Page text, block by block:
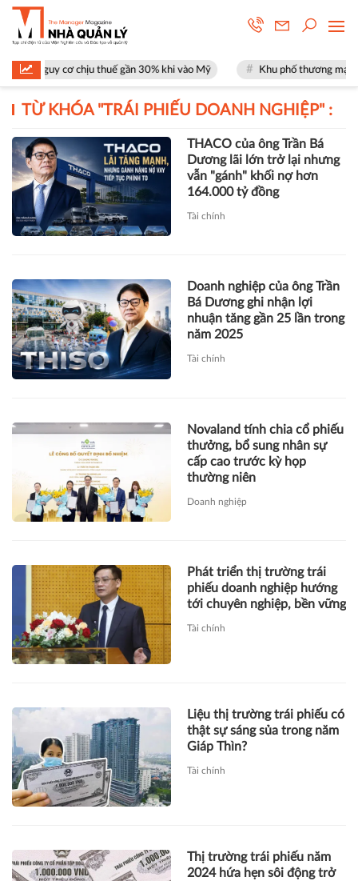
nguy cơ chịu thuế gần 30% khi vào Mỹ Khu phố thương mại
TỪ KHÓA "TRÁI PHIẾU DOANH NGHIỆP" :
THACO của ông Trần Bá
Dương lãi lớn trở lại nhưng
vẫn "gánh" khối nợ hơn
164.000 tỷ đồng
Tài chính
Doanh nghiệp của ông Trần
Bá Dương ghi nhận lợi
nhuận tăng gần 25 lần trong
năm 2025
Tài chính
Novaland tính chia cổ phiếu
thưởng, bổ sung nhân sự
cấp cao trước kỳ họp
thường niên
Doanh nghiệp
Phát triển thị trường trái
phiếu doanh nghiệp hướng
tới chuyên nghiệp, bền vững
Tài chính
Liệu thị trường trái phiếu có
thật sự sáng sủa trong năm
Giáp Thìn?
Tài chính
Thị trường trái phiếu năm
2024 hứa hẹn sôi động trở